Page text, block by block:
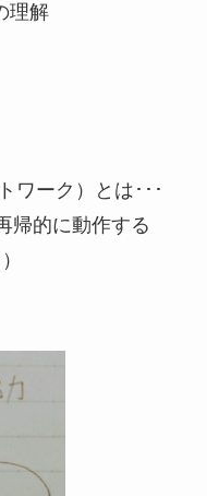
理解
ワーク）とは･･･
帰的に動作する